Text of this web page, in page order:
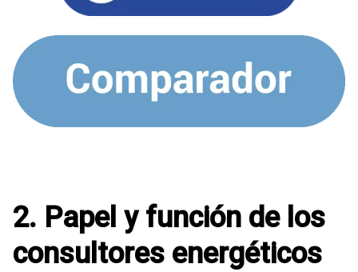
2. Papel y función de los
consultores energéticos